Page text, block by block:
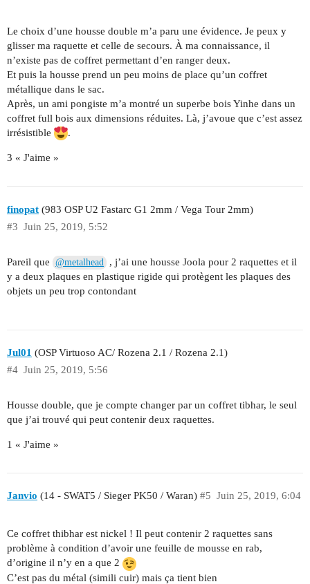
Le choix d’une housse double m’a paru une évidence. Je peux y
glisser ma raquette et celle de secours. À ma connaissance, il
n’existe pas de coffret permettant d’en ranger deux.
Et puis la housse prend un peu moins de place qu’un coffret
métallique dans le sac.
Après, un ami pongiste m’a montré un superbe bois Yinhe dans un
coffret full bois aux dimensions réduites. Là, j’avoue que c’est assez
irrésistible
.
3 « J'aime »
finopat (983 OSP U2 Fastarc G1 2mm / Vega Tour 2mm)
Juin 25, 2019, 5:52
#3
Pareil que @metalhead
, j’ai une housse Joola pour 2 raquettes et il
y a deux plaques en plastique rigide qui protègent les plaques des
objets un peu trop contondant
Jul01 (OSP Virtuoso AC/ Rozena 2.1 / Rozena 2.1)
Juin 25, 2019, 5:56
#4
Housse double, que je compte changer par un coffret tibhar, le seul
que j’ai trouvé qui peut contenir deux raquettes.
1 « J'aime »
Janvio (14 - SWAT5 / Sieger PK50 / Waran) Juin 25, 2019, 6:04
#5
Ce coffret thibhar est nickel ! Il peut contenir 2 raquettes sans
problème à condition d’avoir une feuille de mousse en rab,
d’origine il n’y en a que 2
C’est pas du métal (simili cuir) mais ça tient bien